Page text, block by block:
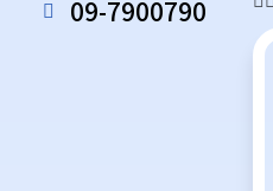
09-7900790